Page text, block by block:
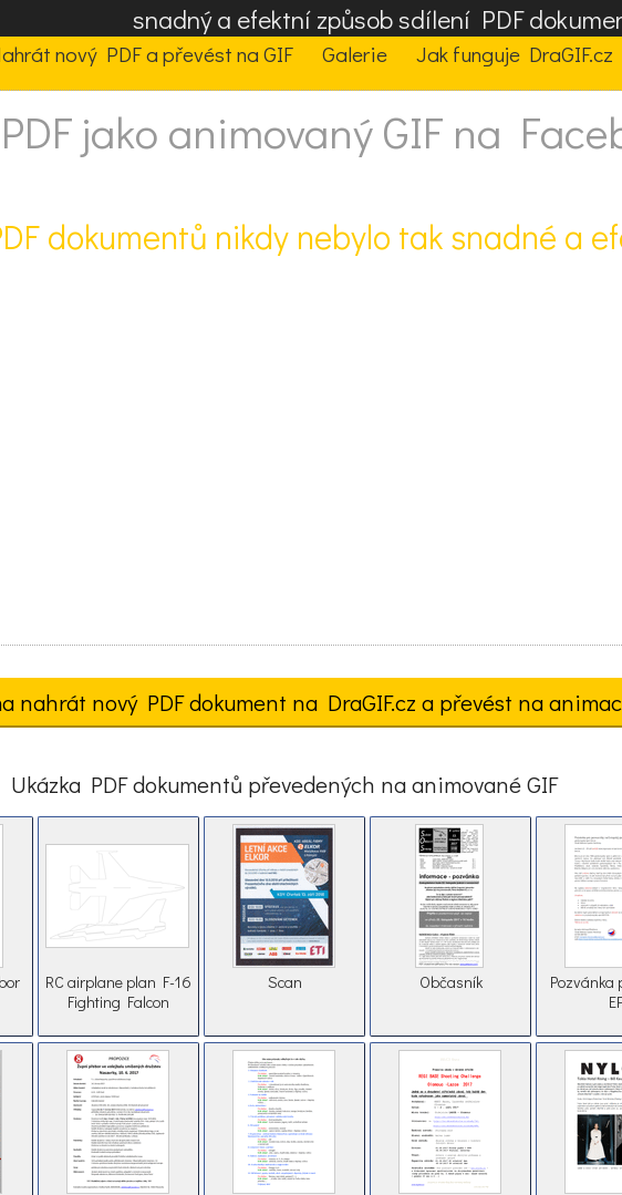
snadný a efektní způsob sdílení PDF
nový PDF a převést na GIF Galerie Jak funguje DraGIF.cz
jako animovaný GIF na
dokumentů nikdy nebylo tak snadné a
nahrát nový PDF dokument na DraGIF.cz a převést na
Ukázka PDF dokumentů převedených na animované GIF
RC airplane plan F-16
Fighting Falcon
Scan Občasník
Pozvánka